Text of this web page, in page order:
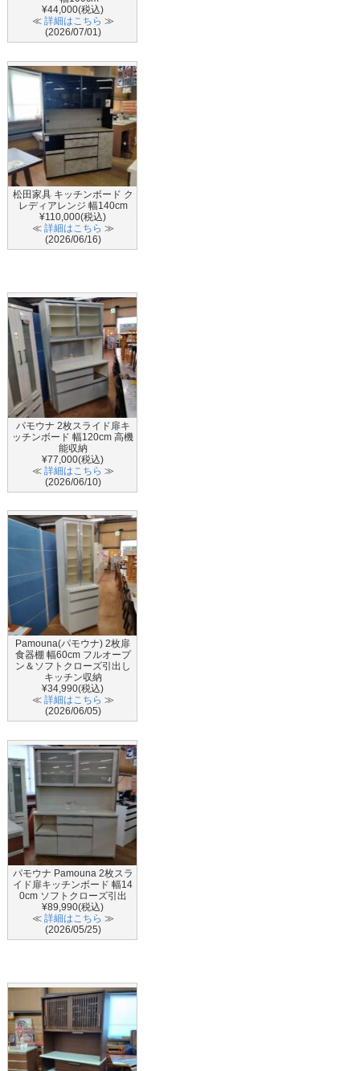
¥44,000(税込)
≪ 詳細はこちら ≫
(2026/07/01)
松田家具 キッチンボード ク
レディアレンジ 幅140cm
¥110,000(税込)
≪ 詳細はこちら ≫
(2026/06/16)
パモウナ 2枚スライド扉キ
ッチンボード 幅120cm 高機
能収納
¥77,000(税込)
≪ 詳細はこちら ≫
(2026/06/10)
Pamouna(パモウナ) 2枚扉
食器棚 幅60cm フルオープ
ン＆ソフトクローズ引出し
キッチン収納
¥34,990(税込)
≪ 詳細はこちら ≫
(2026/06/05)
パモウナ Pamouna 2枚スラ
イド扉キッチンボード 幅14
0cm ソフトクローズ引出
¥89,990(税込)
≪ 詳細はこちら ≫
(2026/05/25)